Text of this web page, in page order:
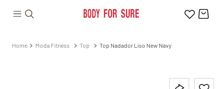
Moda Fitness Top Top Nadador Liso New Navy